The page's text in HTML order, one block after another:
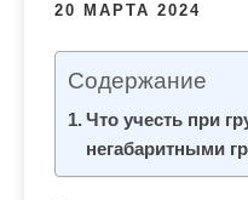
20 МАРТА 2024
Содержание
Что учесть при
негабаритными